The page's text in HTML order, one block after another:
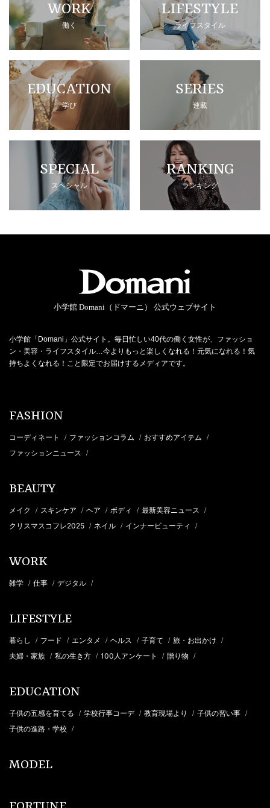
WORK
働く
LIFESTYLE
ライフスタイル
EDUCATION
学び
SERIES
連載
SPECIAL
スペシャル
RANKING
ランキング
小学館 Domani（ドマーニ） 公式ウェブサイト
小学館「Domani」公式サイト。毎日忙しい40代の働く女性が、ファッショ
ン・美容・ライフスタイル…今よりもっと楽しくなれる！元気になれる！気
持ちよくなれる！こと限定でお届けするメディアです。
FASHION
コーディネート / ファッションコラム / おすすめアイテム /
ファッションニュース /
BEAUTY
メイク / スキンケア / ヘア / ボディ / 最新美容ニュース /
クリスマスコフレ2025 / ネイル / インナービューティ /
WORK
雑学 / 仕事 / デジタル /
LIFESTYLE
暮らし / フード / エンタメ / ヘルス / 子育て / 旅・お出かけ /
夫婦・家族 / 私の生き方 / 100人アンケート / 贈り物 /
EDUCATION
子供の五感を育てる / 学校行事コーデ / 教育現場より / 子供の習い事 /
子供の進路・学校 /
MODEL